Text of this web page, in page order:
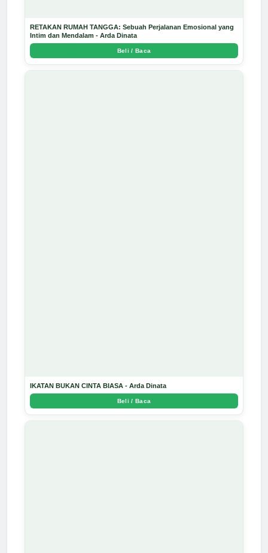
RETAKAN RUMAH TANGGA: Sebuah Perjalanan Emosional yang
Intim dan Mendalam - Arda Dinata
Beli / Baca
IKATAN BUKAN CINTA BIASA - Arda Dinata
Beli / Baca